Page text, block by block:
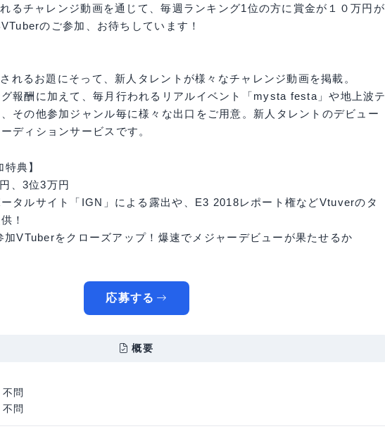
るチャレンジ動画を通じて、毎週ランキング1位の方に賞金が１０万円が
のご参加、お待ちしています！
れるお題にそって、新人タレントが様々なチャレンジ動画を掲載。
報酬に加えて、毎月行われるリアルイベント「mysta festa」や地上波テ
その他参加ジャンル毎に様々な出口をご用意。新人タレントのデビュー
ディションサービスです。
典】
、3位3万円
ータルサイト「IGN」による露出や、E3 2018レポート権などVtuverのタ
！
加VTuberをクローズアップ！爆速でメジャーデビューが果たせるか
応募する
概要
問
問